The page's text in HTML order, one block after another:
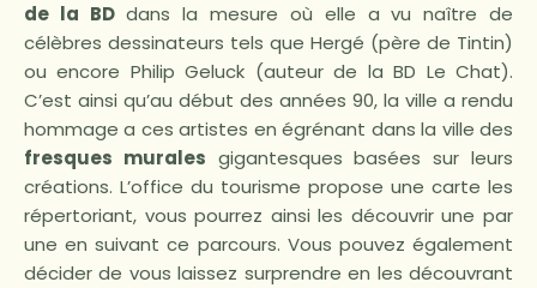
de la BDdans la mesure où elle a vu naître de
célèbres dessinateurs tels que Hergé (père de Tintin)
ou encore Philip Geluck (auteur de la BD Le Chat).
C’est ainsi qu’au début des années 90, la ville a rendu
hommage a ces artistes en égrénant dans la ville des
fresques murales gigantesques basées sur leurs
créations. L’office du tourisme propose une carte les
répertoriant, vous pourrez ainsi les découvrir une par
une en suivant ce parcours. Vous pouvez également
décider de vous laissez surprendre en les découvrant